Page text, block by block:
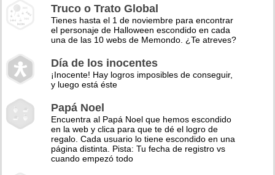
Truco o Trato Global
Tienes hasta el 1 de noviembre para encontrar
el personaje de Halloween escondido en cada
una de las 10 webs de Memondo. ¿Te atreves?
Día de los inocentes
¡Inocente! Hay logros imposibles de conseguir,
y luego está éste
Papá Noel
Encuentra al Papá Noel que hemos escondido
en la web y clica para que te dé el logro de
regalo. Cada usuario lo tiene escondido en una
página distinta. Pista: Tu fecha de registro vs
cuando empezó todo